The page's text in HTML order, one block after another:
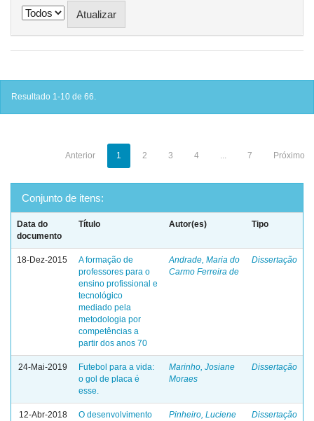
Resultado 1-10 de 66.
Anterior 1 2 3 4 ... 7 Próximo
Conjunto de itens:
Data do
documento
Título Autor(es) Tipo
18-Dez-2015
A formação de
professores para o
ensino profissional e
tecnológico
mediado pela
metodologia por
competências a
partir dos anos 70
Andrade, Maria do
Carmo Ferreira de
Dissertação
24-Mai-2019
Futebol para a vida:
o gol de placa é
esse.
Marinho, Josiane
Moraes
Dissertação
12-Abr-2018
O desenvolvimento
Pinheiro, Luciene
Dissertação